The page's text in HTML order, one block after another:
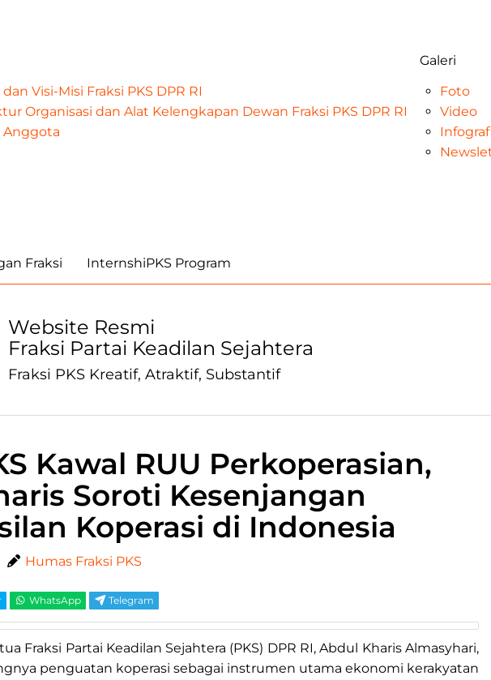
Visi-Misi Fraksi PKS DPR RI
Organisasi dan Alat Kelengkapan Dewan Fraksi PKS DPR RI
Anggota
Galeri
Foto
Video
Fraksi InternshiPKS Program
Website Resmi
Fraksi Partai Keadilan Sejahtera
Fraksi PKS Kreatif, Atraktif, Substantif
Kawal RUU Perkoperasian,
Soroti Kesenjangan
Koperasi di Indonesia
Humas Fraksi PKS
WhatsApp Telegram
Fraksi Partai Keadilan Sejahtera (PKS) DPR RI, Abdul Kharis Almasyhari,
penguatan koperasi sebagai instrumen utama ekonomi kerakyatan